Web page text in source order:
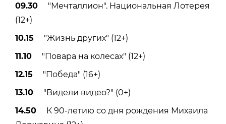
09.30 "Мечталлион". Национальная Лотерея
(12+)
10.15 "Жизнь других" (12+)
11.10 "Повара на колесах" (12+)
12.15 "Победа" (16+)
13.10 "Видели видео?" (0+)
14.50 К 90-летию со дня рождения Михаила